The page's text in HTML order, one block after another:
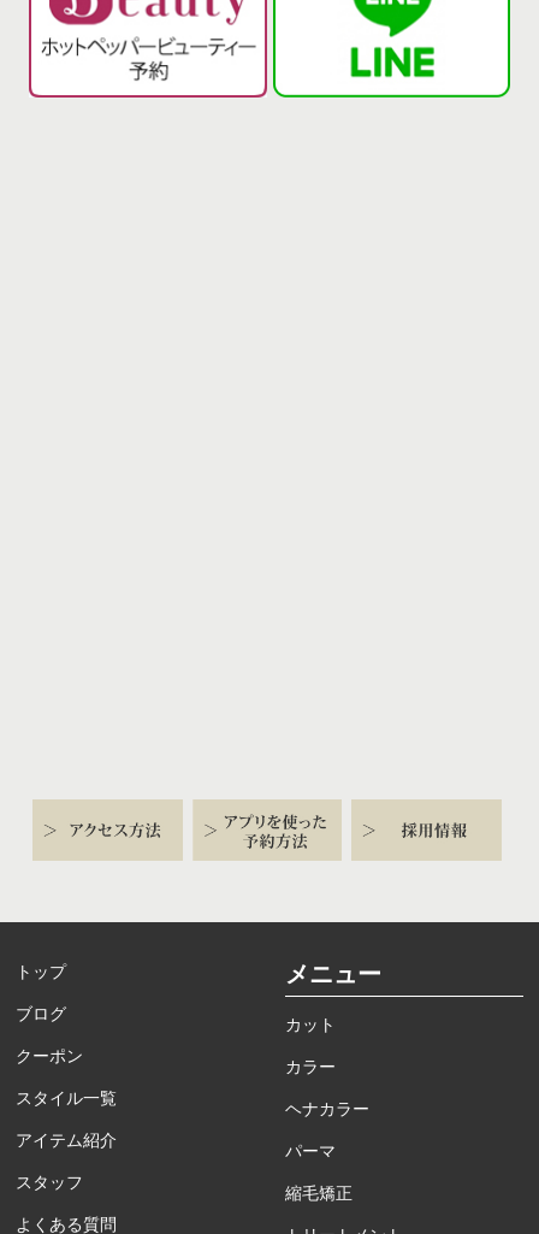
トップ
ブログ
クーポン
スタイル一覧
アイテム紹介
スタッフ
よくある質問
メニュー
カット
カラー
ヘナカラー
パーマ
縮毛矯正